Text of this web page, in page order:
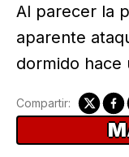
Al parecer la
aparente
dormido hace
Compartir: